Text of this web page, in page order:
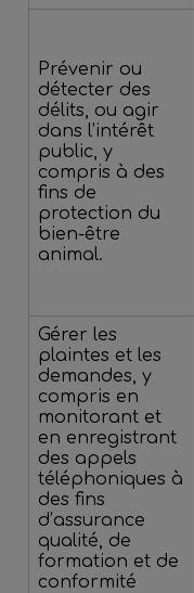
Prévenir ou
détecter des
délits, ou agir
dans l’intérêt
public, y
compris à des
fins de
protection du
bien-être
animal.
Gérer les
plaintes et les
demandes, y
compris en
monitorant et
en enregistrant
des appels
téléphoniques à
des fins
d’assurance
qualité, de
formation et de
conformité